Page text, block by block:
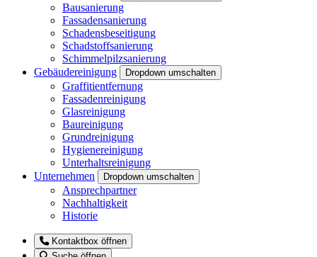
Bausanierung
Fassadensanierung
Schadensbeseitigung
Schadstoffsanierung
Schimmelpilzsanierung
Gebäudereinigung
Dropdown umschalten
Graffitientfernung
Fassadenreinigung
Glasreinigung
Baureinigung
Grundreinigung
Hygienereinigung
Unterhaltsreinigung
Unternehmen
Dropdown umschalten
Ansprechpartner
Nachhaltigkeit
Historie
Kontaktbox öffnen